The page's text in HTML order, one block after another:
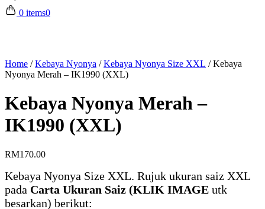
0 items0
Home /Kebaya Nyonya /Kebaya Nyonya Size XXL /Kebaya
Nyonya Merah – IK1990 (XXL)
Kebaya Nyonya Merah –
IK1990 (XXL)
RM170.00
Kebaya Nyonya Size XXL. Rujuk ukuran saiz XXL
pada Carta Ukuran Saiz (KLIK IMAGE utk
besarkan) berikut: